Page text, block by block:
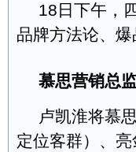
18日下午，
品牌方法论、
慕思营销总
卢凯淮将慕
定位客群）、